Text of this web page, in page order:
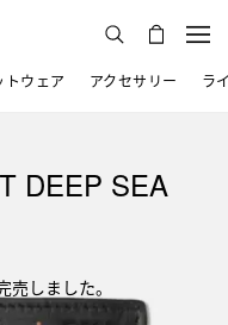
トウェア アクセサリー ラ
DEEP SEA
しました。